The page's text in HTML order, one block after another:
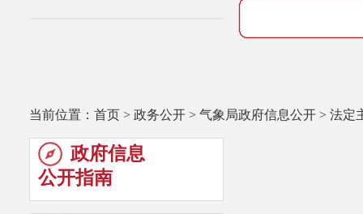
当前位置： 首页 > 政务公开 > 气象局政府信息公开 > 法定
政府信息
公开指南